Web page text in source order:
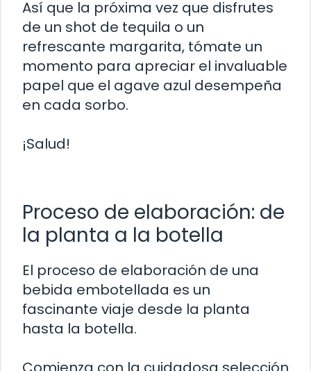
Así que la próxima vez que disfrutes
de un shot de tequila o un
refrescante margarita, tómate un
momento para apreciar el invaluable
papel que el agave azul desempeña
en cada sorbo.
¡Salud!
Proceso de elaboración: de
la planta a la botella
El proceso de elaboración de una
bebida embotellada es un
fascinante viaje desde la planta
hasta la botella.